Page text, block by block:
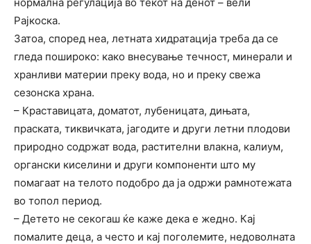
Рајкоска.
Затоа, според неа, летната хидратација треба да се
гледа пошироко: како внесување течност, минерали и
хранливи материи преку вода, но и преку свежа
сезонска храна.
– Краставицата, доматот, лубеницата, дињата,
праската, тиквичката, јагодите и други летни плодови
природно содржат вода, растителни влакна, калиум,
органски киселини и други компоненти што му
помагаат на телото подобро да ја одржи рамнотежата
во топол период.
– Детето не секогаш ќе каже дека е жедно. Кај
помалите деца, а често и кај поголемите, недоволната